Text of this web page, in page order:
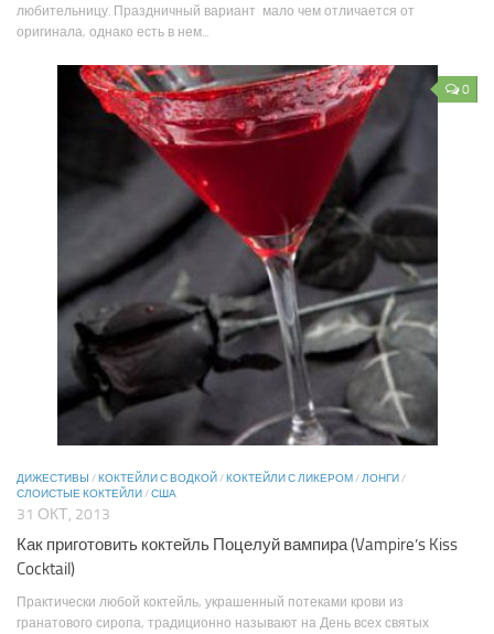
любительницу. Праздничный вариант мало чем отличается от
оригинала, однако есть в нем...
0
ДИЖЕСТИВЫ /КОКТЕЙЛИ С ВОДКОЙ/КОКТЕЙЛИ С ЛИКЕРОМ/ЛОНГИ/
СЛОИСТЫЕ КОКТЕЙЛИ/США
31 ОКТ, 2013
Как приготовить коктейль Поцелуй вампира (Vampire’s Kiss
Cocktail)
Практически любой коктейль, украшенный потеками крови из
гранатового сиропа, традиционно называют на День всех святых